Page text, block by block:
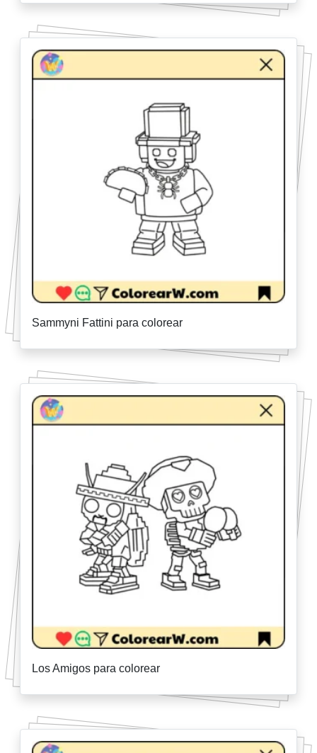
Sammyni Fattini para colorear
Los Amigos para colorear